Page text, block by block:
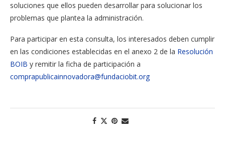
soluciones que ellos pueden desarrollar para solucionar los
problemas que plantea la administración.
Para participar en esta consulta, los interesados deben cumplir
en las condiciones establecidas en el anexo 2 de la Resolución
BOIB y remitir la ficha de participación a
comprapublicainnovadora@fundaciobit.org